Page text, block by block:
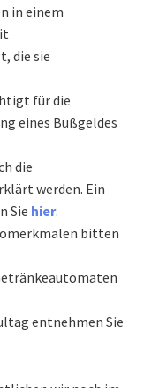
in einem
die sie
für die
eines Bußgeldes
die
werden. Ein
Sie hier.
bitten
entnehmen Sie